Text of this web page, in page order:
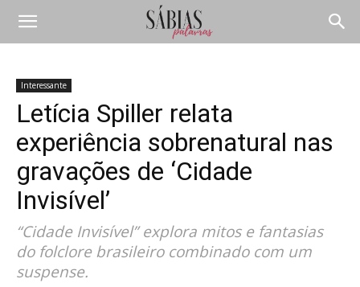
Interessante
Letícia Spiller relata
experiência sobrenatural nas
gravações de ‘Cidade
Invisível’
“Cidade Invisível” explora mitos e fantasias
do folclore brasileiro combinado com um
suspense.